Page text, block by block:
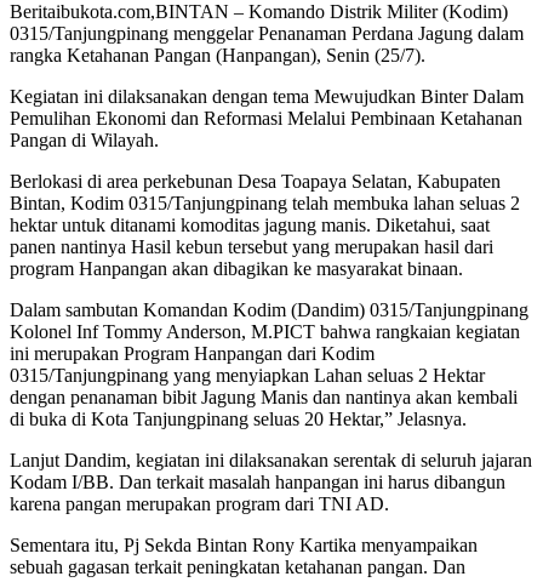
Beritaibukota.com,BINTAN – Komando Distrik Militer (Kodim)
0315/Tanjungpinang menggelar Penanaman Perdana Jagung dalam
rangka Ketahanan Pangan (Hanpangan), Senin (25/7).
Kegiatan ini dilaksanakan dengan tema Mewujudkan Binter Dalam
Pemulihan Ekonomi dan Reformasi Melalui Pembinaan Ketahanan
Pangan di Wilayah.
Berlokasi di area perkebunan Desa Toapaya Selatan, Kabupaten
Bintan, Kodim 0315/Tanjungpinang telah membuka lahan seluas 2
hektar untuk ditanami komoditas jagung manis. Diketahui, saat
panen nantinya Hasil kebun tersebut yang merupakan hasil dari
program Hanpangan akan dibagikan ke masyarakat binaan.
Dalam sambutan Komandan Kodim (Dandim) 0315/Tanjungpinang
Kolonel Inf Tommy Anderson, M.PICT bahwa rangkaian kegiatan
ini merupakan Program Hanpangan dari Kodim
0315/Tanjungpinang yang menyiapkan Lahan seluas 2 Hektar
dengan penanaman bibit Jagung Manis dan nantinya akan kembali
di buka di Kota Tanjungpinang seluas 20 Hektar,” Jelasnya.
Lanjut Dandim, kegiatan ini dilaksanakan serentak di seluruh jajaran
Kodam I/BB. Dan terkait masalah hanpangan ini harus dibangun
karena pangan merupakan program dari TNI AD.
Sementara itu, Pj Sekda Bintan Rony Kartika menyampaikan
sebuah gagasan terkait peningkatan ketahanan pangan. Dan